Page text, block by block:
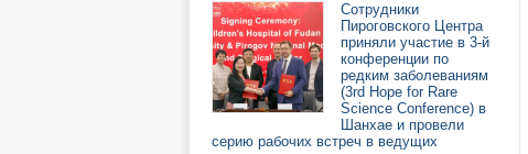
Сотрудники
Пироговского Центра
приняли участие в 3-й
конференции по
редким заболеваниям
(3rd Hope for Rare
Science Conference) в
Шанхае и провели
серию рабочих встреч в ведущих